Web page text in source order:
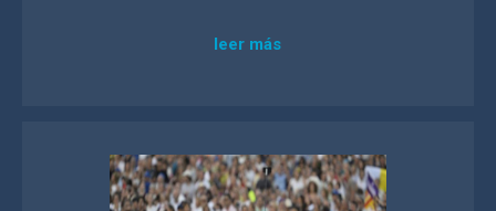
leer más